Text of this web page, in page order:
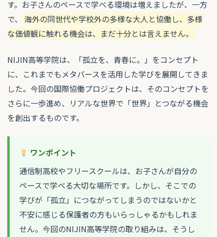
す。お子さんのペースで学べる環境は増えましたが、一方
で、 海外の同世代や学校外の多様な大人と協働し、多様
な価値観に触れる機会は、まだ十分とは言えません。
NIJIN高等学院は、「孤立を、青春に。」をコンセプト
に、これまでもメタバースを活用した学びを展開してきま
した。今回の国際協働プロジェクトは、そのコンセプトを
さらに一歩進め、リアルな世界で「世界」とつながる機会
を創出するものです。
ワンポイント
通信制高校やフリースクールは、お子さんが自分の
ペースで学べる大切な場所です。しかし、そこでの
学びが「孤立」につながってしまうのではないかと
不安に感じる保護者の方もいらっしゃるかもしれま
せん。今回のNIJIN高等学院の取り組みは、そうし